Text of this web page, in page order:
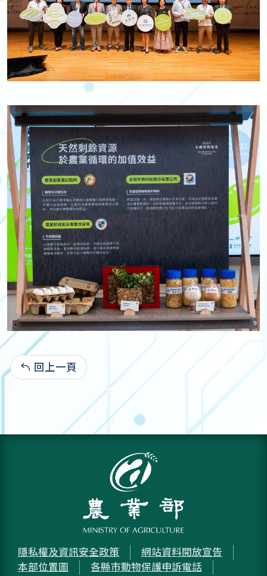
回上一頁 112-10-31:1,458
隱私權及資訊安全政策
網站資料開放宣告
本部位置圖
各縣市動物保護申訴電話